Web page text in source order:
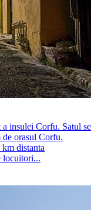
a insulei Corfu. Satul se
orasul Corfu.
distanta
locuitori...